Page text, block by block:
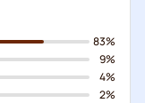
83%
9%
4%
2%